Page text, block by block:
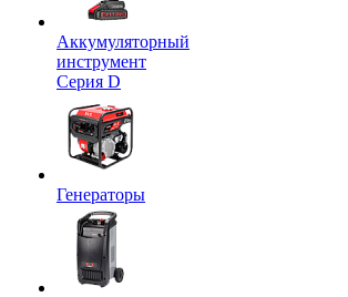
Аккумуляторный
инструмент
Серия D
Генераторы